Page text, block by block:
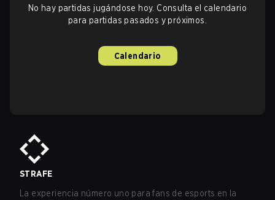
No hay partidas jugándose hoy. Consulta el calendario
para partidas pasados y próximos.
Calendario
STRAFE
La experiencia número uno para fans de esports en la